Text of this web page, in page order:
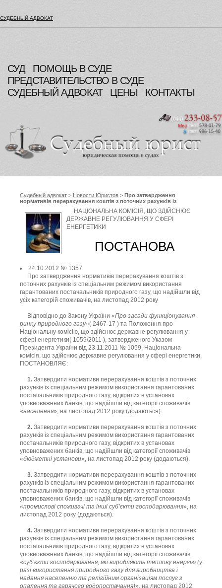
СУДЕБНЫЙ АДВОКАТ
СУД
ПОМОЩЬ В СУДЕ
ПРЕДСТАВИТЕЛЬСТВО В СУДЕ
СУДЕБНЫЙ АДВОКАТ
ЦЕНЫ КОНТАКТЫ
Судебный адвокат > Новости Юристов > Про затвердження
нормативів перерахування коштів з поточних рахунків із
постачальників природного газу, на листопад 2012 року,
Національна комісія, що здійснює державне регулювання у сфері
енергетики
НАЦІОНАЛЬНА КОМІСІЯ, ЩО ЗДІЙСНЮЄ
ДЕРЖАВНЕ РЕГУЛЮВАННЯ У СФЕРІ
ЕНЕРГЕТИКИ
ПОСТАНОВА
24.10.2012 № 1357
Про затвердження нормативів перерахування коштів з
поточних рахунків із спеціальним режимом використання
гарантованих постачальників природного газу, що надійшли від
усіх категорій споживачів, на листопад 2012 року
Відповідно до Закону України «Про засади функціонування
ринку природного газу»( 2467-17 ) та Положення про
Національну комісію, що здійснює державне регулювання у
сфері енергетики( 1059/2011 ), затвердженого Указом
Президента України від 23.11.2011 № 1059, Національна
комісія, що здійснює державне регулювання у сфері енергетики,
ПОСТАНОВЛЯЄ:
1. Затвердити нормативи перерахування коштів з поточних
рахунків із спеціальним режимом використання гарантованих
постачальників природного газу, відкритих в установах
уповноважених банків, що надійшли від категорії споживачів
«населення», на листопад 2012 року (додаються).
2. Затвердити нормативи перерахування коштів з поточних
рахунків із спеціальним режимом використання гарантованих
постачальників природного газу, відкритих в установах
уповноважених банків, що надійшли від категорії споживачів
«бюджетні установи», на листопад 2012 року (додаються).
3. Затвердити нормативи перерахування коштів з поточних
рахунків із спеціальним режимом використання гарантованих
постачальників природного газу, відкритих в установах
уповноважених банків, що надійшли від категорії споживачів
«промислові споживачі та інші суб’єкти господарювання», на
листопад 2012 року (додаються).
4. Затвердити нормативи перерахування коштів з поточних
рахунків із спеціальним режимом використання гарантованих
постачальників природного газу, відкритих в установах
уповноважених банків, що надійшли від категорії споживачів
«суб’єкти господарювання, які виробляють теплову енергію (у
разі використання природного газу для виробництва і
надання населенню та релігійним організаціям послуг з
опалення та гарячого водопостачання)», на листопад 2012